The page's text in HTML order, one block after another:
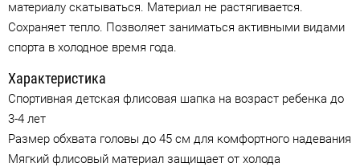
материалу скатываться. Материал не растягивается.
Сохраняет тепло. Позволяет заниматься активными видами
спорта в холодное время года.
Характеристика
Спортивная детская флисовая шапка на возраст ребенка до
3-4 лет
Размер обхвата головы до 45 см для комфортного надевания
Мягкий флисовый материал защищает от холода